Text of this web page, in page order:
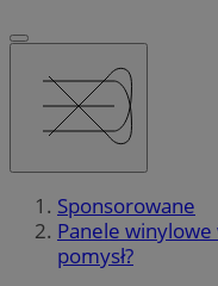
Sponsorowane
Panele winylowe
pomysł?